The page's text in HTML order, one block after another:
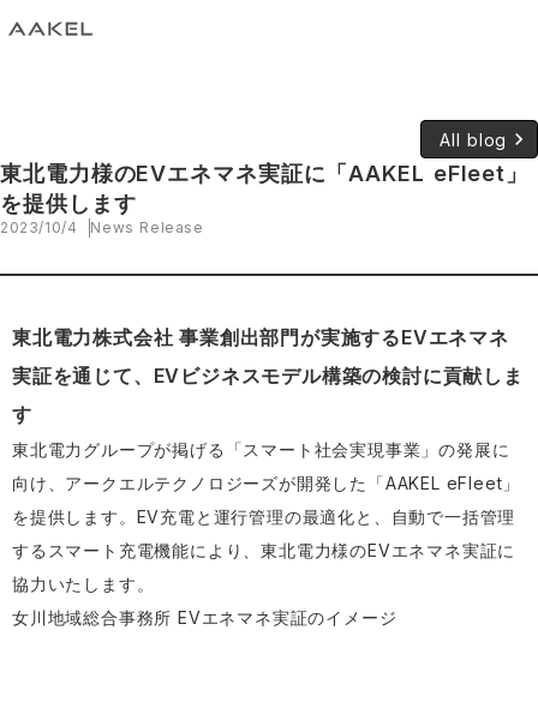
All blog keyboard_arrow_right
東北電力様のEVエネマネ実証に「AAKEL eFleet」
を提供します
2023/10/4 News Release
東北電力株式会社 事業創出部門が実施するEVエネマネ
実証を通じて、EVビジネスモデル構築の検討に貢献しま
す
東北電力グループが掲げる「スマート社会実現事業」の発展に
向け、アークエルテクノロジーズが開発した「AAKEL eFleet」
を提供します。EV充電と運行管理の最適化と、自動で一括管理
するスマート充電機能により、東北電力様のEVエネマネ実証に
協力いたします。
女川地域総合事務所 EVエネマネ実証のイメージ